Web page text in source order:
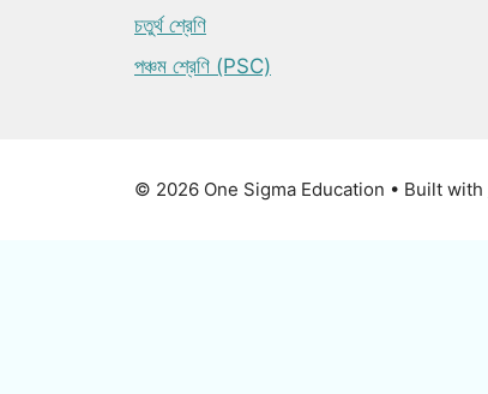
চতুর্থ শ্রেণি
পঞ্চম শ্রেণি (PSC)
© 2026 One Sigma Education • Built with